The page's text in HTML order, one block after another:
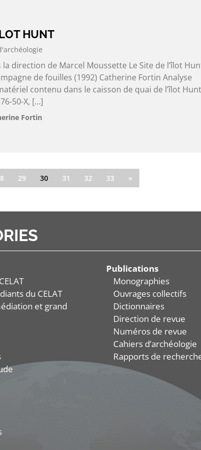
HUNT
la direction de Marcel Moussette Le Site de l’îlot
de fouilles (1992) Catherine Fortin Analyse
contenu dans le caisson de quai de l’îlot
50-X, […]
Fortin
29 30 31 32 33 »
du CELAT
et grand
Publications
Monographies
Ouvrages collectifs
Dictionnaires
Direction de revue
Numéros de revue
Cahiers d’archéologie
Rapports de